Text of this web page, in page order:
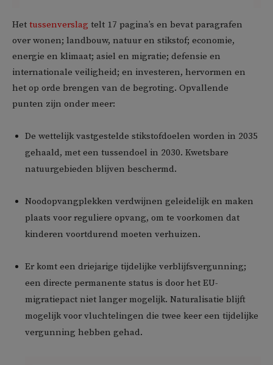
Het tussenverslag telt 17 pagina’s en bevat paragrafen
over wonen; landbouw, natuur en stikstof; economie,
energie en klimaat; asiel en migratie; defensie en
internationale veiligheid; en investeren, hervormen en
het op orde brengen van de begroting. Opvallende
punten zijn onder meer:
De wettelijk vastgestelde stikstofdoelen worden in 2035
gehaald, met een tussendoel in 2030. Kwetsbare
natuurgebieden blijven beschermd.
Noodopvangplekken verdwijnen geleidelijk en maken
plaats voor reguliere opvang, om te voorkomen dat
kinderen voortdurend moeten verhuizen.
Er komt een driejarige tijdelijke verblijfsvergunning;
een directe permanente status is door het EU-
migratiepact niet langer mogelijk. Naturalisatie blijft
mogelijk voor vluchtelingen die twee keer een tijdelijke
vergunning hebben gehad.